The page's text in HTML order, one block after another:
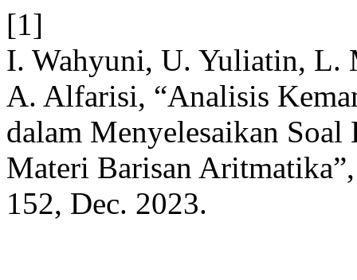
[1]
I. Wahyuni, U. Yuliatin, L.
A. Alfarisi, “Analisis
dalam Menyelesaikan
Materi Barisan
152, Dec. 2023.